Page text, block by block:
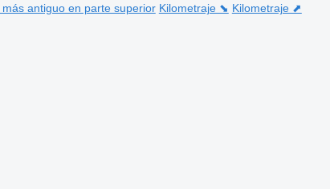
antiguo en parte superior Kilometraje ⬊ Kilometraje ⬈